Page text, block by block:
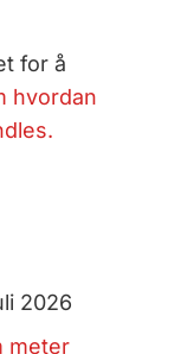
for å
hvordan
2026
meter